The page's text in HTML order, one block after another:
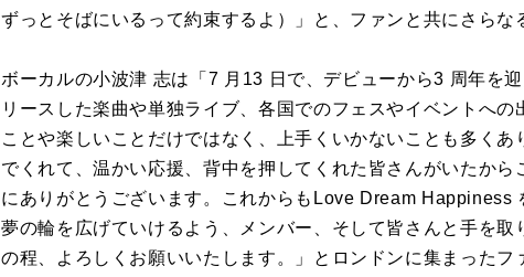
ずっとそばにいるって約束するよ）」と、ファンと共にさらな
ボーカルの小波津 志は「7 月13 日で、デビューから3 周年を
リースした楽曲や単独ライブ、各国でのフェスやイベントへ
ことや楽しいことだけではなく、上手くいかないことも多く
でくれて、温かい応援、背中を押してくれた皆さんがいたか
にありがとうございます。これからもLove Dream Happiness
夢の輪を広げていけるよう、メンバー、そして皆さんと手を
の程、よろしくお願いいたします。」とロンドンに集まった